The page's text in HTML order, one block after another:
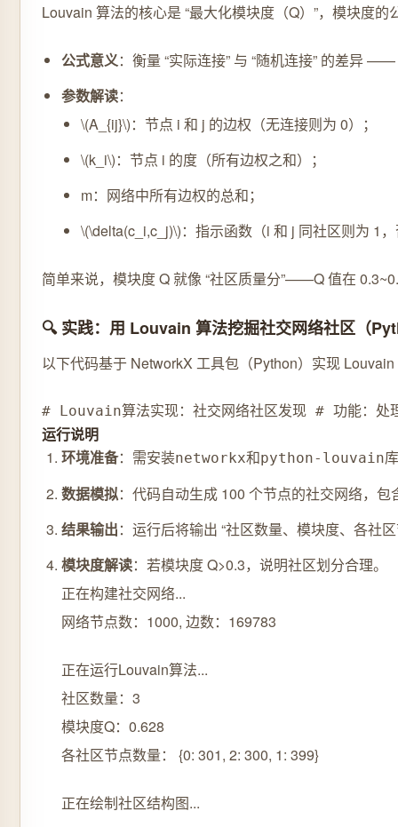
Louvain 算法的核心是 “最大化模块度（Q）”，模块度
公式意义：衡量 “实际连接” 与 “随机连接” 的差异
参数解读：
\(A_{ij}\)：节点 i 和 j 的边权（无连接则为 0）；
\(k_i\)：节点 i 的度（所有边权之和）；
m：网络中所有边权的总和；
\(\delta(c_i,c_j)\)：指示函数（i 和 j 同社区则为 1
简单来说，模块度 Q 就像 “社区质量分”——Q 值在
🔍 实践：用 Louvain 算法挖掘社交网络社区（
以下代码基于 NetworkX 工具包（Python）实现
# Louvain算法实现：社交网络社区发现 #
运行说明
环境准备：需安装networkx和python-louvain
数据模拟：代码自动生成 100 个节点的社交网络，包
结果输出：运行后将输出 “社区数量、模块度、各社
模块度解读：若模块度 Q>0.3，说明社区划分合理。
正在构建社交网络...
网络节点数：1000, 边数：169783
正在运行Louvain算法...
社区数量：3
模块度Q：0.628
各社区节点数量： {0: 301, 2: 300, 1: 399}
正在绘制社区结构图...